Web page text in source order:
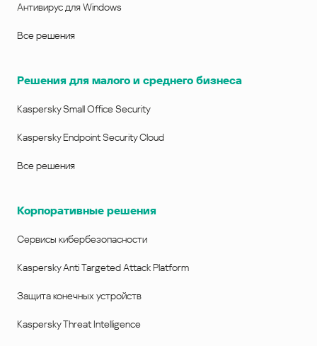
Антивирус для Windows
Все решения
Решения для малого и среднего бизнеса
Kaspersky Small Office Security
Kaspersky Endpoint Security Cloud
Все решения
Корпоративные решения
Сервисы кибербезопасности
Kaspersky Anti Targeted Attack Platform
Защита конечных устройств
Kaspersky Threat Intelligence